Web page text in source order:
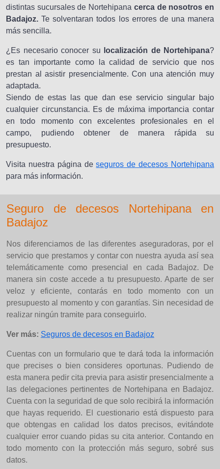
distintas sucursales de Nortehipana cerca de nosotros en
Badajoz.Te solventaran todos los errores de una manera
más sencilla.
¿Es necesario conocer su localización de Nortehipana?
es tan importante como la calidad de servicio que nos
prestan al asistir presencialmente. Con una atención muy
adaptada.
Siendo de estas las que dan ese servicio singular bajo
cualquier circunstancia. Es de máxima importancia contar
en todo momento con excelentes profesionales en el
campo, pudiendo obtener de manera rápida su
presupuesto.
Visita nuestra página deseguros de decesos Nortehipana
para más información.
Seguro de decesos Nortehipana en
Badajoz
Nos diferenciamos de las diferentes aseguradoras, por el
servicio que prestamos y contar con nuestra ayuda así sea
telemáticamente como presencial en cada Badajoz. De
manera sin coste accede a tu presupuesto. Aparte de ser
veloz y eficiente, contarás en todo momento con un
presupuesto al momento y con garantías. Sin necesidad de
realizar ningún tramite para conseguirlo.
Ver más: Seguros de decesos en Badajoz
Cuentas con un formulario que te dará toda la información
que precises o bien consideres oportunas. Pudiendo de
esta manera pedir cita previa para asistir presencialmente a
las delegaciones pertinentes de Nortehipana en Badajoz.
Cuenta con la seguridad de que solo recibirá la información
que hayas requerido. El cuestionario está dispuesto para
que obtengas en calidad los datos precisos, evitándote
cualquier error cuando pidas su cita anterior. Contando en
todo momento con la protección más seguro, sobré sus
datos.